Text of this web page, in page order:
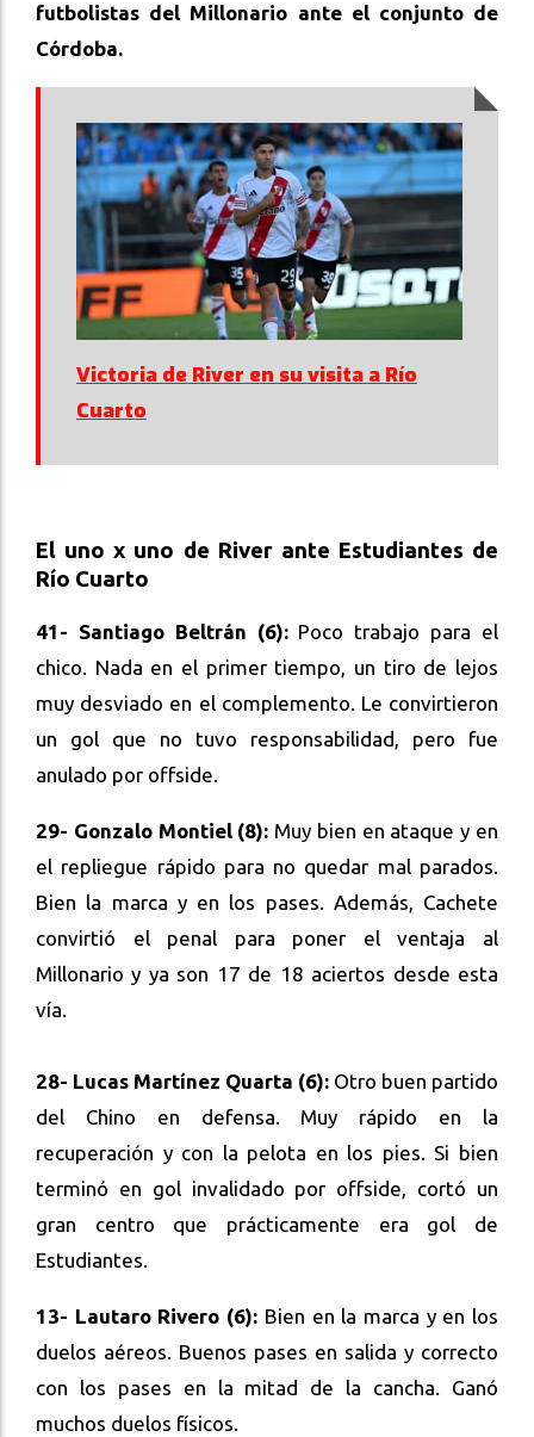
futbolistas del Millonario ante el conjunto de
Córdoba.
Victoria de River en su visita a Río
Cuarto
El uno x uno de River ante Estudiantes de
Río Cuarto
41- Santiago Beltrán (6):Poco trabajo para el
chico. Nada en el primer tiempo, un tiro de lejos
muy desviado en el complemento. Le convirtieron
un gol que no tuvo responsabilidad, pero fue
anulado por offside.
29- Gonzalo Montiel (8): Muy bien en ataque y en
el repliegue rápido para no quedar mal parados.
Bien la marca y en los pases. Además, Cachete
convirtió el penal para poner el ventaja al
Millonario y ya son 17 de 18 aciertos desde esta
vía.
28- Lucas Martínez Quarta (6): Otro buen partido
del Chino en defensa. Muy rápido en la
recuperación y con la pelota en los pies. Si bien
terminó en gol invalidado por offside, cortó un
gran centro que prácticamente era gol de
Estudiantes.
13- Lautaro Rivero (6): Bien en la marca y en los
duelos aéreos. Buenos pases en salida y correcto
con los pases en la mitad de la cancha. Ganó
muchos duelos físicos.